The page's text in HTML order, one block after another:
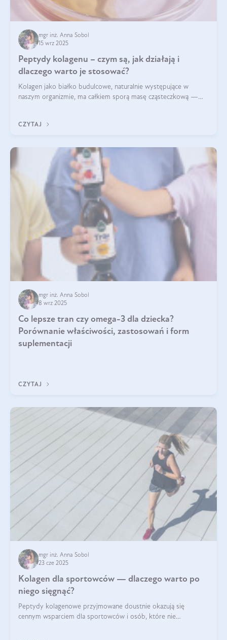
mgr inż. Anna Sobol
15 wrz 2025
Peptydy kolagenu – czym są, jak działają i
dlaczego warto je stosować?
Kolagen jako białko budulcowe, naturalnie występujące w
naszym organizmie, ma całkiem sporą masę cząsteczkową —
bardziej biodostępny
CZYTAJ
mgr inż. Anna Sobol
8 wrz 2025
Co lepsze tran czy omega-3 dla dziecka?
Porównanie właściwości, zastosowań i form
suplementacji
CZYTAJ
mgr inż. Anna Sobol
23 cze 2025
Kolagen dla sportowców — dlaczego warto po
niego sięgnąć?
Peptydy kolagenowe przyjmowane doustnie okazują się
cennym wsparciem dla sportowców i osób, które nie